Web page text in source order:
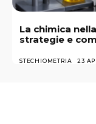
La chimica
strategie e
STECHIOMETRIA 23